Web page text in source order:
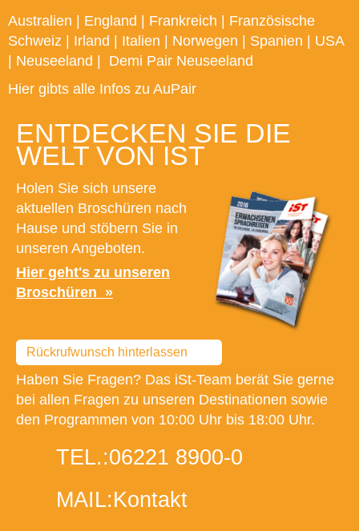
Australien | England | Frankreich | Französische
Schweiz | Irland | Italien | Norwegen | Spanien | USA
| Neuseeland | Demi Pair Neuseeland
Hier gibts alle Infos zu AuPair
ENTDECKEN SIE DIE
WELT VON IST
Holen Sie sich unsere
aktuellen Broschüren nach
Hause und stöbern Sie in
unseren Angeboten.
Hier geht's zu unseren
Broschüren
Rückrufwunsch hinterlassen
Haben Sie Fragen? Das iSt-Team berät Sie gerne
bei allen Fragen zu unseren Destinationen sowie
den Programmen von 10:00 Uhr bis 18:00 Uhr.
TEL.:06221 8900-0
MAIL:Kontakt